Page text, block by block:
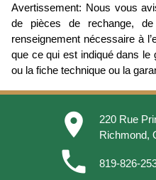
Avertissement: Nous vous
de pièces de rechange,
renseignement nécessaire à
que ce qui est indiqué dans le
ou la fiche technique ou la
place
220 Rue
Richmond,
phone 819-826-